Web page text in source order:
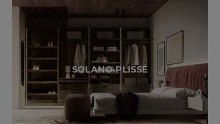
SOLANO PLISSÉ